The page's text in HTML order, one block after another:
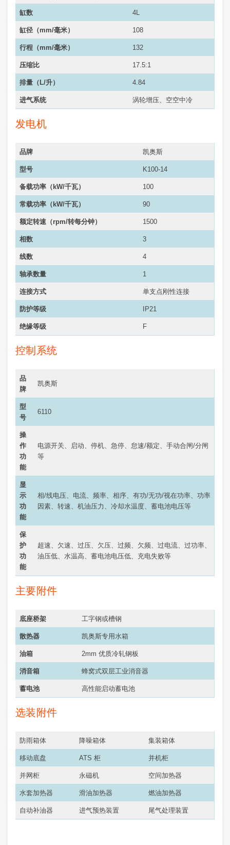
缸数 4L
缸径（mm/毫米） 108
行程（mm/毫米） 132
压缩比 17.5:1
排量（L/升） 4.84
进气系统 涡轮增压、空空中冷
发电机
品牌 凯奥斯
型号 K100-14
备载功率（kW/千瓦） 100
常载功率（ kW/千瓦） 90
额定转速（rpm/转每分钟） 1500
相数 3
线数 4
轴承数量 1
连接方式 单支点刚性连接
防护等级 IP21
绝缘等级 F
控制系统
品
牌
凯奥斯
型
号
6110
操
作
功
能
电源开关、启动、停机、急停、怠速/额定、手动合闸/分闸
等
显
示
功
能
相/线电压、电流、频率、相序、有功/无功/视在功率、功率
因素、转速、机油压力、冷却水温度、蓄电池电压等
保
护
功
能
超速、欠速、过压、欠压、过频、欠频、过电流、过功率、
油压低、水温高、蓄电池电压低、充电失败等
主要附件
底座桥架 工字钢或槽钢
散热器 凯奥斯专用水箱
油箱 2mm 优质冷轧钢板
消音箱 蜂窝式双层工业消音器
蓄电池 高性能启动蓄电池
选装附件
防雨箱体 降噪箱体 集装箱体
移动底盘 ATS 柜 并机柜
并网柜 永磁机 空间加热器
水套加热器 滑油加热器 燃油加热器
自动补油器 进气预热装置 尾气处理装置